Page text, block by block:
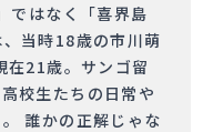
ではなく「喜界島
当時18歳の市川萌
在21歳。サンゴ留
校生たちの日常や
誰かの正解じゃな